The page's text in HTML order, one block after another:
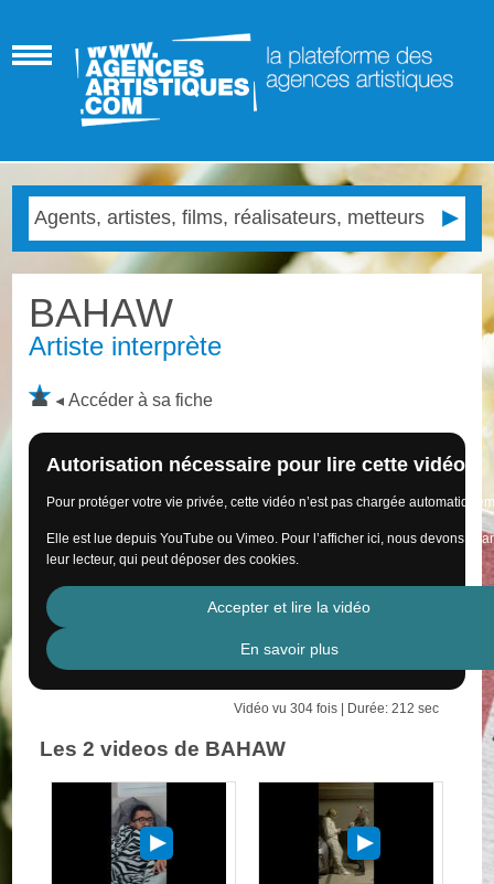
BAHAW
Artiste interprète
Accéder à sa fiche
Autorisation nécessaire pour lire cette vidéo
Pour protéger votre vie privée, cette vidéo n’est pas chargée
Elle est lue depuis YouTube ou Vimeo. Pour l’afficher ici, nous devons
leur lecteur, qui peut déposer des cookies.
Accepter et lire la vidéo
En savoir plus
Vidéo vu 304 fois | Durée: 212 sec
Les 2 videos de BAHAW